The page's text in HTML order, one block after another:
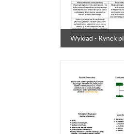
Wykład - Rynek